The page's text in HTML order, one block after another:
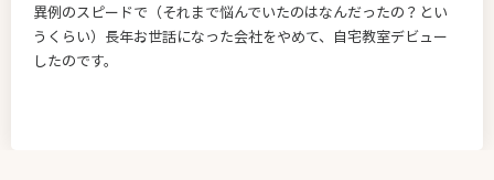
異例のスピードで（それまで悩んでいたのはなんだったの？とい
うくらい）長年お世話になった会社をやめて、自宅教室デビュー
したのです。